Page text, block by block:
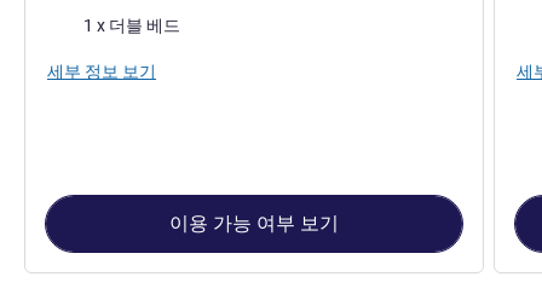
1 x 더블 베드
세부 정보 보기
이용 가능 여부 보기
세